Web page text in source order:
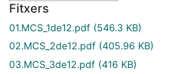
Fitxers
01.MCS_1de12.pdf (546.3 KB)
02.MCS_2de12.pdf (405.96 KB)
03.MCS_3de12.pdf (416 KB)